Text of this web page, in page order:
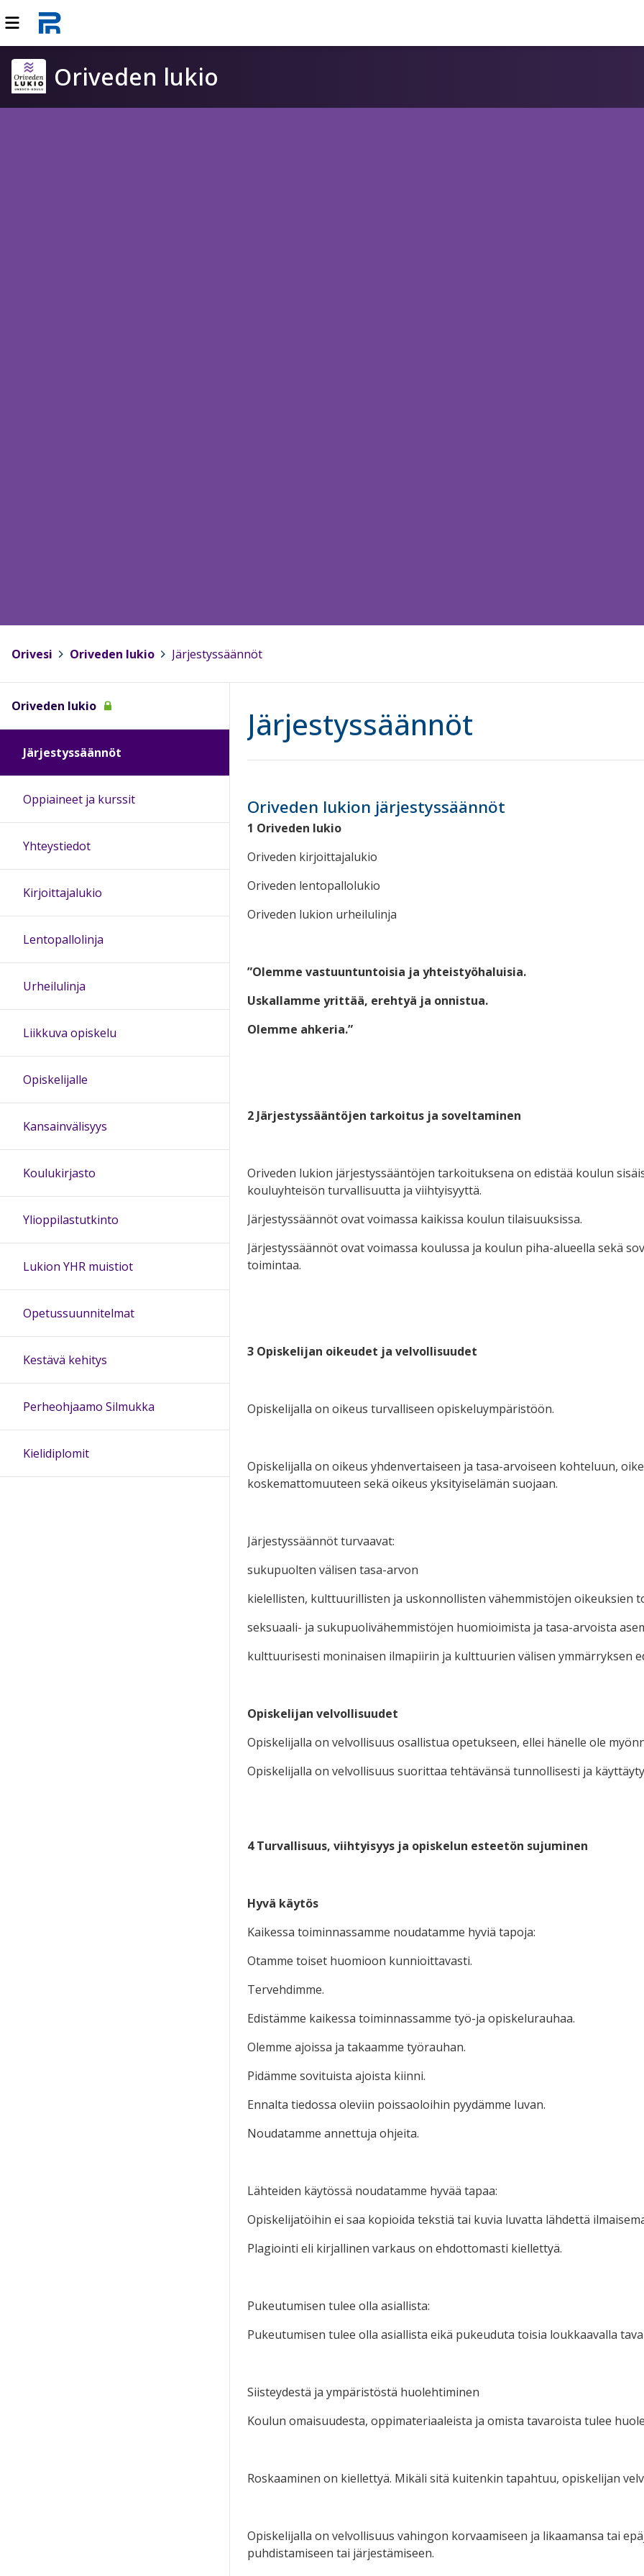
Oriveden lukio
Orivesi Oriveden lukio Järjestyssäännöt
Järjestyssäännöt
Oriveden lukion järjestyssäännöt
1 Oriveden lukio
Oriveden kirjoittajalukio
Oriveden lentopallolukio
Oriveden lukion urheilulinja
”Olemme vastuuntuntoisia ja yhteistyöhaluisia.
Uskallamme yrittää, erehtyä ja onnistua.
Olemme ahkeria.”
2 Järjestyssääntöjen tarkoitus ja soveltaminen
Oriveden lukion järjestyssääntöjen tarkoituksena on edistää koulun
kouluyhteisön turvallisuutta ja viihtyisyyttä.
Järjestyssäännöt ovat voimassa kaikissa koulun tilaisuuksissa.
Järjestyssäännöt ovat voimassa koulussa ja koulun piha-alueella sekä
toimintaa.
3 Opiskelijan oikeudet ja velvollisuudet
Opiskelijalla on oikeus turvalliseen opiskeluympäristöön.
Opiskelijalla on oikeus yhdenvertaiseen ja tasa-arvoiseen kohteluun,
koskemattomuuteen sekä oikeus yksityiselämän suojaan.
Järjestyssäännöt turvaavat:
sukupuolten välisen tasa-arvon
kielellisten, kulttuurillisten ja uskonnollisten vähemmistöjen oikeuksien
seksuaali- ja sukupuolivähemmistöjen huomioimista ja tasa-arvoista
kulttuurisesti moninaisen ilmapiirin ja kulttuurien välisen ymmärryksen
Opiskelijan velvollisuudet
Opiskelijalla on velvollisuus osallistua opetukseen, ellei hänelle ole
Opiskelijalla on velvollisuus suorittaa tehtävänsä tunnollisesti ja
4 Turvallisuus, viihtyisyys ja opiskelun esteetön sujuminen
Hyvä käytös
Kaikessa toiminnassamme noudatamme hyviä tapoja:
Otamme toiset huomioon kunnioittavasti.
Tervehdimme.
Edistämme kaikessa toiminnassamme työ-ja opiskelurauhaa.
Olemme ajoissa ja takaamme työrauhan.
Pidämme sovituista ajoista kiinni.
Ennalta tiedossa oleviin poissaoloihin pyydämme luvan.
Noudatamme annettuja ohjeita.
Lähteiden käytössä noudatamme hyvää tapaa:
Opiskelijatöihin ei saa kopioida tekstiä tai kuvia luvatta lähdettä
Plagiointi eli kirjallinen varkaus on ehdottomasti kiellettyä.
Pukeutumisen tulee olla asiallista:
Pukeutumisen tulee olla asiallista eikä pukeuduta toisia loukkaavalla
Siisteydestä ja ympäristöstä huolehtiminen
Koulun omaisuudesta, oppimateriaaleista ja omista tavaroista tulee
Roskaaminen on kiellettyä. Mikäli sitä kuitenkin tapahtuu, opiskelijan
Opiskelijalla on velvollisuus vahingon korvaamiseen ja likaamansa tai
puhdistamiseen tai järjestämiseen.
Oriveden lukio
Järjestyssäännöt
Oppiaineet ja kurssit
Yhteystiedot
Kirjoittajalukio
Lentopallolinja
Urheilulinja
Liikkuva opiskelu
Opiskelijalle
Kansainvälisyys
Koulukirjasto
Ylioppilastutkinto
Lukion YHR muistiot
Opetussuunnitelmat
Kestävä kehitys
Perheohjaamo Silmukka
Kielidiplomit